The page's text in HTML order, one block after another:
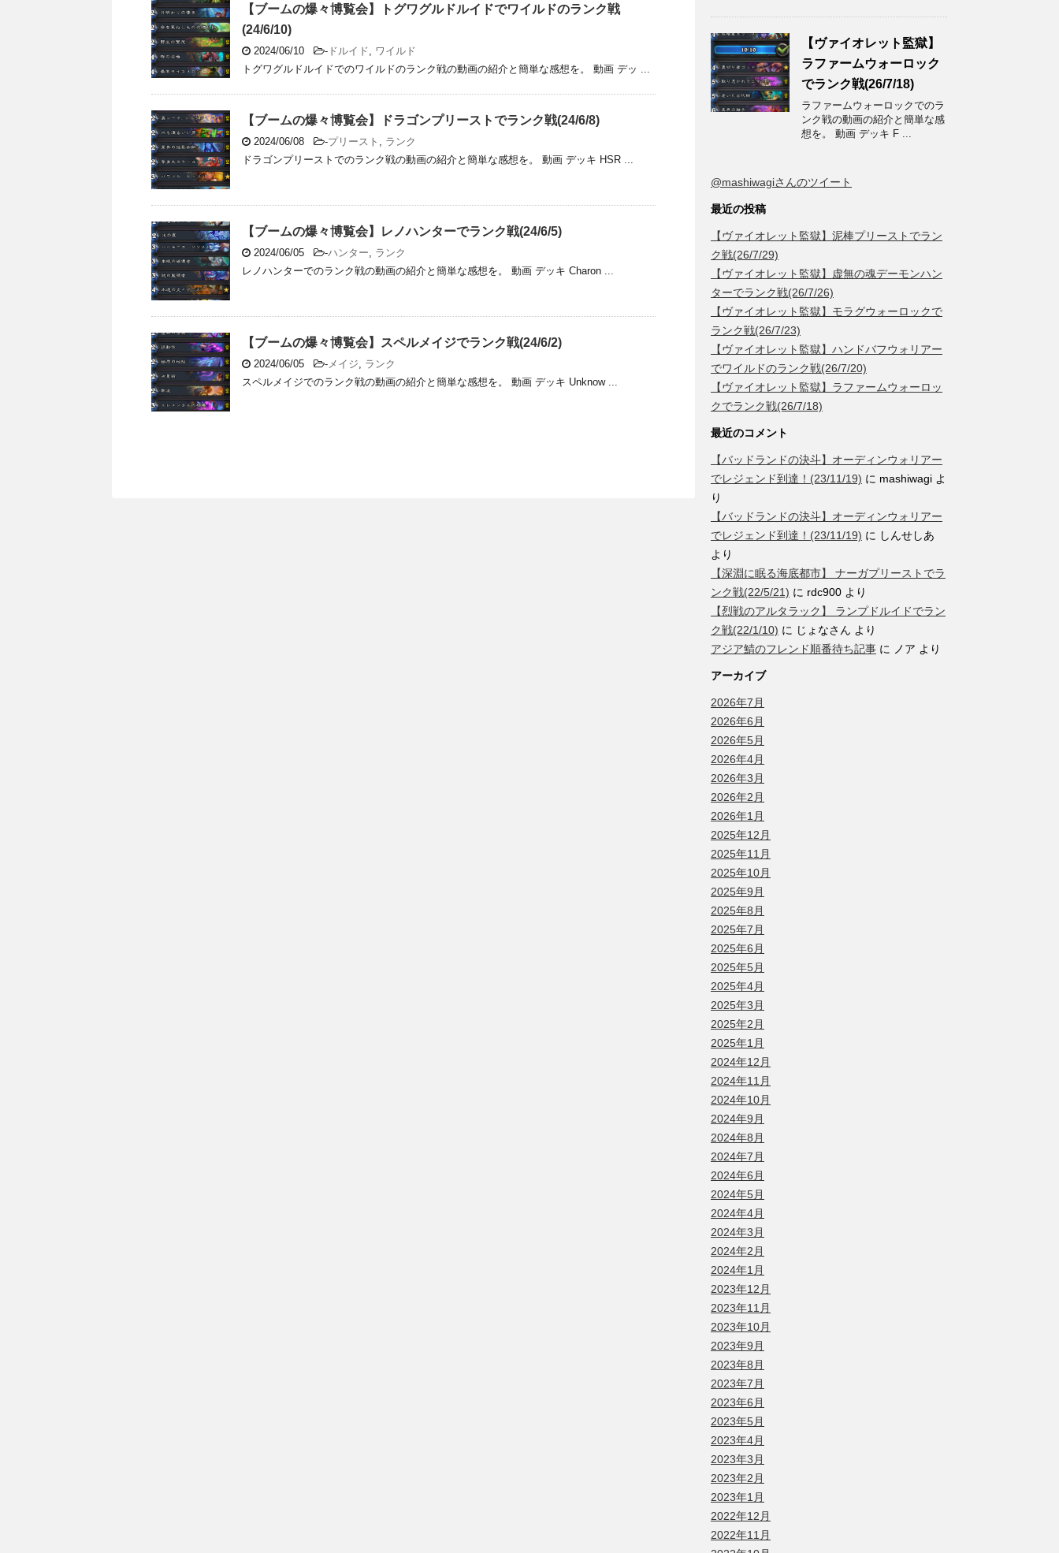
【ブームの爆々博覧会】トグワグルドルイドでワイルドのランク戦
(24/6/10)
2024/06/10 - ドルイド
ワイルド
トグワグルドルイドでのワイルドのランク戦の動画の紹介と簡単な感想を。 動画 デッ ...
【ブームの爆々博覧会】ドラゴンプリーストでランク戦(24/6/8)
2024/06/08 -プリースト
ランク
ドラゴンプリーストでのランク戦の動画の紹介と簡単な感想を。 動画 デッキ HSR ...
【ブームの爆々博覧会】レノハンターでランク戦(24/6/5)
2024/06/05 -ハンター
ランク
レノハンターでのランク戦の動画の紹介と簡単な感想を。 動画 デッキ Charon ...
【ブームの爆々博覧会】スペルメイジでランク戦(24/6/2)
2024/06/05 - メイジ
ランク
スペルメイジでのランク戦の動画の紹介と簡単な感想を。 動画 デッキ Unknow ...
【ヴァイオレット監獄】
ラファームウォーロック
でランク戦(26/7/18)
ラファームウォーロックでのラ
ンク戦の動画の紹介と簡単な感
想を。 動画 デッキ F ...
@mashiwagiさんのツイート
最近の投稿
【ヴァイオレット監獄】泥棒プリーストでラン
ク戦(26/7/29)
【ヴァイオレット監獄】虚無の魂デーモンハン
ターでランク戦(26/7/26)
【ヴァイオレット監獄】モラグウォーロックで
ランク戦(26/7/23)
【ヴァイオレット監獄】ハンドバフウォリアー
でワイルドのランク戦(26/7/20)
【ヴァイオレット監獄】ラファームウォーロッ
クでランク戦(26/7/18)
最近のコメント
【バッドランドの決斗】オーディンウォリアー
でレジェンド到達！(23/11/19) に mashiwagi よ
り
【バッドランドの決斗】オーディンウォリアー
でレジェンド到達！(23/11/19) に しんせしあ
より
【深淵に眠る海底都市】 ナーガプリーストでラ
ンク戦(22/5/21) に rdc900 より
【烈戦のアルタラック】 ランプドルイドでラン
ク戦(22/1/10) に じょなさん より
アジア鯖のフレンド順番待ち記事 に ノア より
アーカイブ
2026年7月
2026年6月
2026年5月
2026年4月
2026年3月
2026年2月
2026年1月
2025年12月
2025年11月
2025年10月
2025年9月
2025年8月
2025年7月
2025年6月
2025年5月
2025年4月
2025年3月
2025年2月
2025年1月
2024年12月
2024年11月
2024年10月
2024年9月
2024年8月
2024年7月
2024年6月
2024年5月
2024年4月
2024年3月
2024年2月
2024年1月
2023年12月
2023年11月
2023年10月
2023年9月
2023年8月
2023年7月
2023年6月
2023年5月
2023年4月
2023年3月
2023年2月
2023年1月
2022年12月
2022年11月